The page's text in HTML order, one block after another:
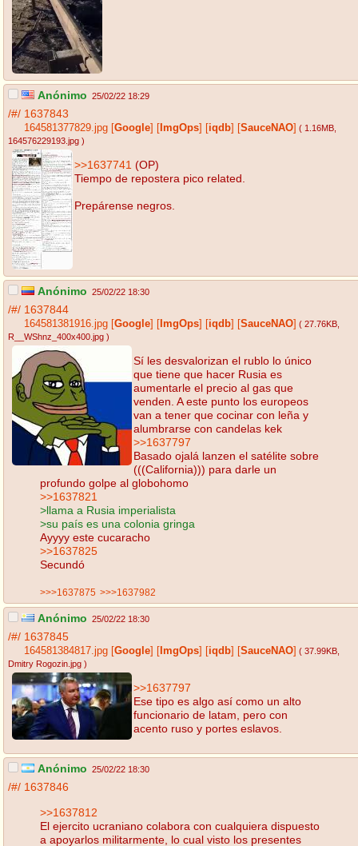
Anónimo 25/02/22 18:29
/#/ 1637843
164581377829.jpg Google ImgOps iqdb SauceNAO ( 1.16MB
164576229193.jpg )
>>1637741 (OP)
Tiempo de repostera pico related.
Prepárense negros.
Anónimo 25/02/22 18:30
/#/ 1637844
164581381916.jpg Google ImgOps iqdb SauceNAO ( 27.76KB
R__WShnz_400x400.jpg )
Sí les desvalorizan el rublo lo único
que tiene que hacer Rusia es
aumentarle el precio al gas que
venden. A este punto los europeos
van a tener que cocinar con leña y
alumbrarse con candelas kek
>>1637797
Basado ojalá lanzen el satélite sobre
(((California))) para darle un
profundo golpe al globohomo
>>1637821
>llama a Rusia imperialista
>su país es una colonia gringa
Ayyyy este cucaracho
>>1637825
Secundó
>>>1637875 >>>1637982
Anónimo 25/02/22 18:30
/#/ 1637845
164581384817.jpg Google ImgOps iqdb SauceNAO ( 37.99KB
Dmitry Rogozin.jpg )
>>1637797
Ese tipo es algo así como un alto
funcionario de latam, pero con
acento ruso y portes eslavos.
Anónimo 25/02/22 18:30
/#/ 1637846
>>1637812
El ejercito ucraniano colabora con cualquiera dispuesto
a apoyarlos militarmente, lo cual visto los presentes